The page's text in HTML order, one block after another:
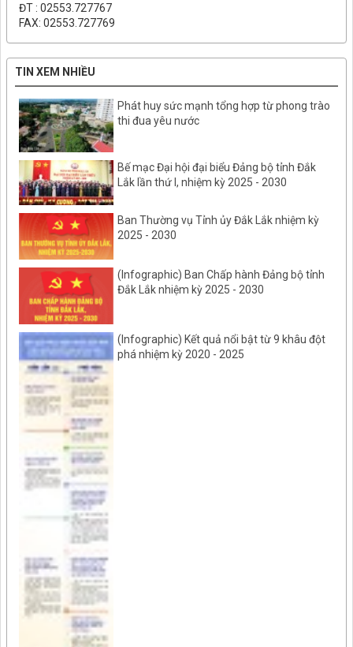
ĐT : 02553.727767
FAX: 02553.727769
TIN XEM NHIỀU
Phát huy sức mạnh tổng hợp từ phong trào
thi đua yêu nước
Bế mạc Đại hội đại biểu Đảng bộ tỉnh Đắk
Lắk lần thứ I, nhiệm kỳ 2025 - 2030
Ban Thường vụ Tỉnh ủy Đắk Lắk nhiệm kỳ
2025 - 2030
(Infographic) Ban Chấp hành Đảng bộ tỉnh
Đắk Lắk nhiệm kỳ 2025 - 2030
(Infographic) Kết quả nổi bật từ 9 khâu đột
phá nhiệm kỳ 2020 - 2025